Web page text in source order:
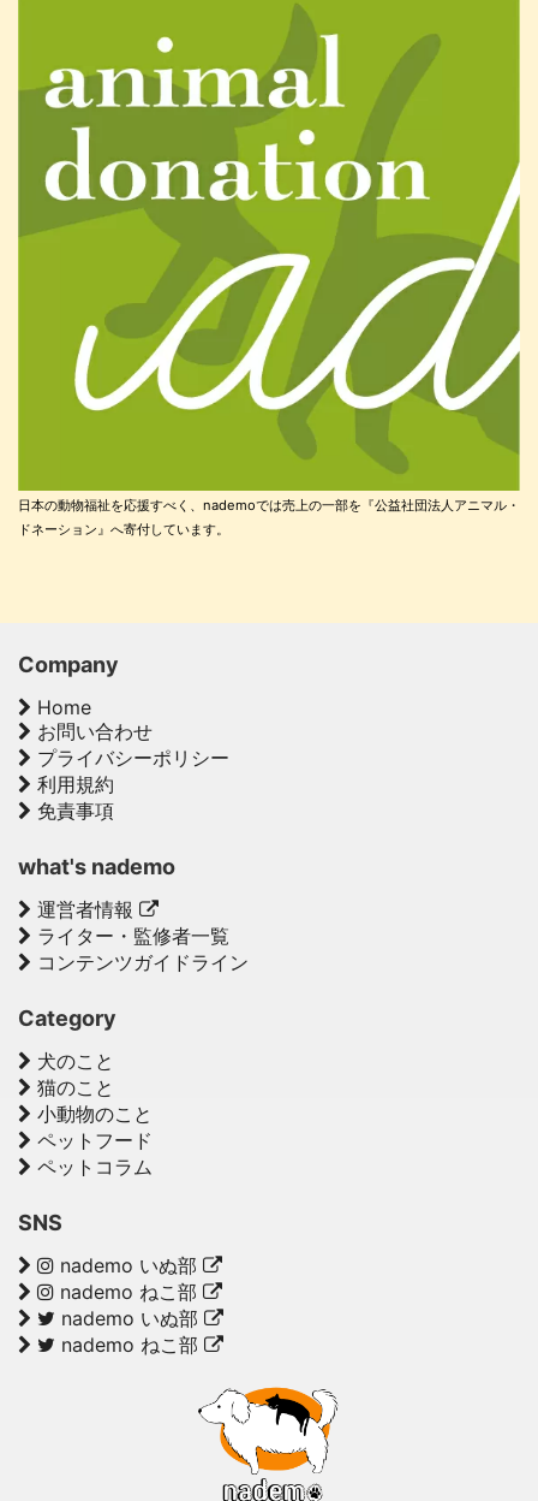
日本の動物福祉を応援すべく、nademoでは売上の一部を『公益社団法人アニマル・
ドネーション』へ寄付しています。
Company
Home
お問い合わせ
プライバシーポリシー
利用規約
免責事項
what's nademo
運営者情報
ライター・監修者一覧
コンテンツガイドライン
Category
犬のこと
猫のこと
小動物のこと
ペットフード
ペットコラム
SNS
nademo いぬ部
nademo ねこ部
nademo いぬ部
nademo ねこ部